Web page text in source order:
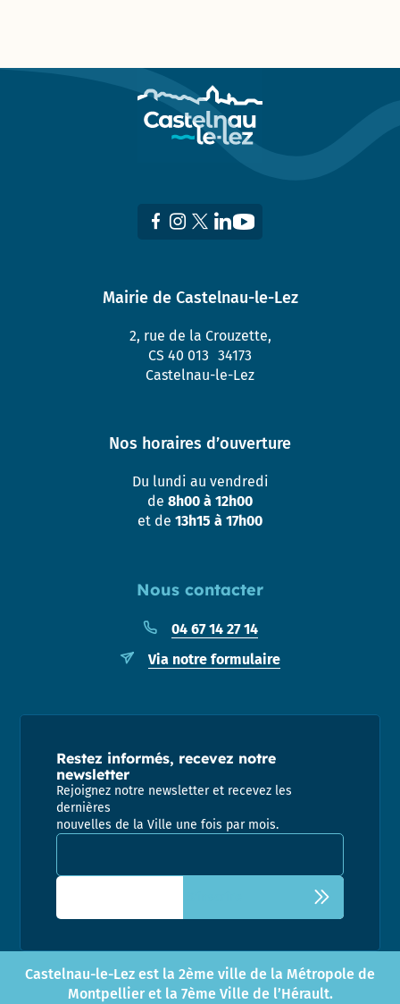
Nous contacter
04 67 14 27 14
Via notre formulaire
Mairie de Castelnau-le-Lez
2, rue de la Crouzette,
CS 40 013 34173
Castelnau-le-Lez
Nos horaires d’ouverture
Du lundi au vendredi
de 8h00 à 12h00
et de 13h15 à 17h00
Restez informés, recevez notre
newsletter
Rejoignez notre newsletter et recevez les
dernières
nouvelles de la Ville une fois par mois.
Adresse email pour la newsletter
Castelnau-le-Lez est la 2ème ville de la Métropole de
Montpellier et la 7ème Ville de l’Hérault.